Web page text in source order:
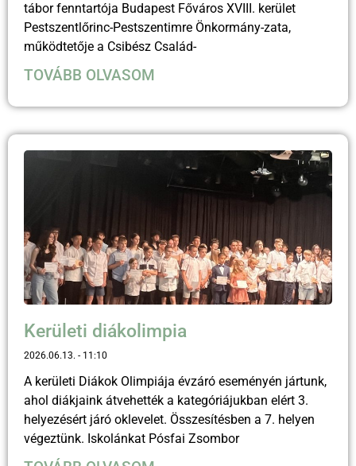
tábor fenntartója Budapest Főváros XVIII. kerület
Pestszentlőrinc-Pestszentimre Önkormány-zata,
működtetője a Csibész Család-
TOVÁBB OLVASOM
Kerületi diákolimpia
2026.06.13. 11:10
A kerületi Diákok Olimpiája évzáró eseményén jártunk,
ahol diákjaink átvehették a kategóriájukban elért 3.
helyezésért járó oklevelet. Összesítésben a 7. helyen
végeztünk. Iskolánkat Pósfai Zsombor